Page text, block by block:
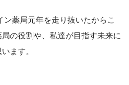
薬局元年を走り抜いたからこ
の役割や、私達が目指す未来に
ます。